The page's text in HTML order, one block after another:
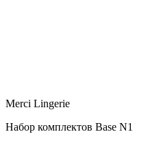
Merci Lingerie
Набор комплектов Base N1